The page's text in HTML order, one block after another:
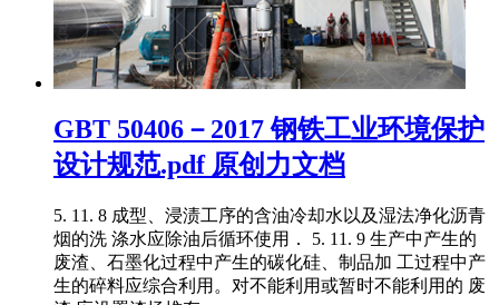
GBT 50406－2017 钢铁工业环境保护
设计规范.pdf 原创力文档
5. 11. 8 成型、浸渍工序的含油冷却水以及湿法净化沥青
烟的洗 涤水应除油后循环使用． 5. 11. 9 生产中产生的
废渣、石墨化过程中产生的碳化硅、制品加 工过程中产
生的碎料应综合利用。对不能利用或暂时不能利用的 废